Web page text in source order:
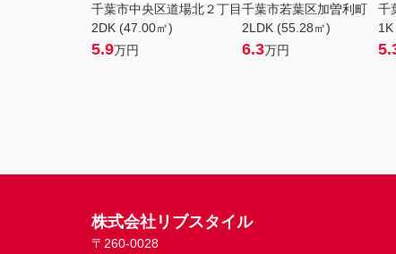
千葉市中央区道場北２丁目
2DK (47.00㎡)
5.9万円
千葉市若葉区加曽利町
2LDK (55.28㎡)
6.3万円
千
株式会社リブスタイル
〒260-0028